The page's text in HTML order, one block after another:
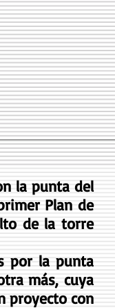
la punta del
Plan de
de la torre
por la punta
más, cuya
proyecto con